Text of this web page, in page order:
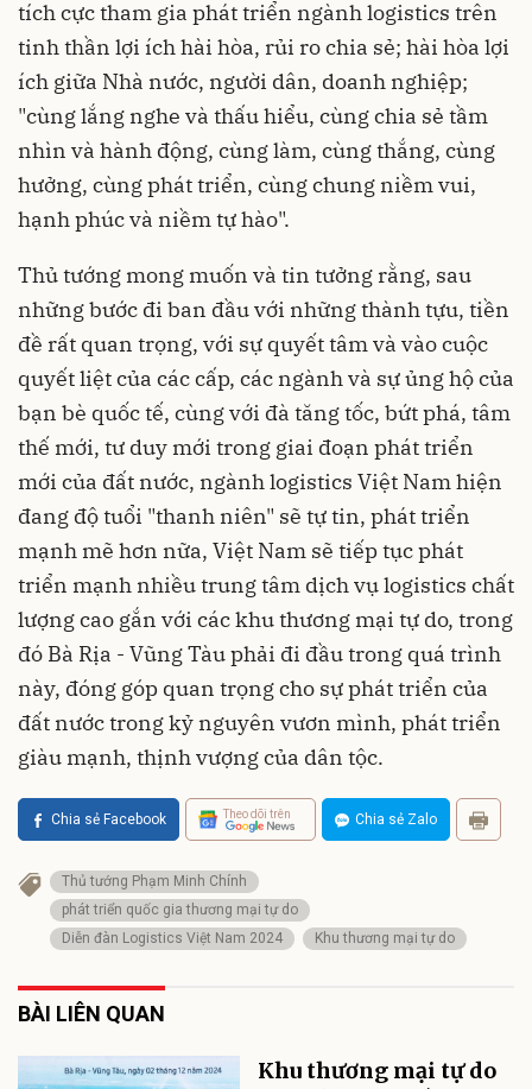
tích cực tham gia phát triển ngành logistics trên
tinh thần lợi ích hài hòa, rủi ro chia sẻ; hài hòa lợi
ích giữa Nhà nước, người dân, doanh nghiệp;
"cùng lắng nghe và thấu hiểu, cùng chia sẻ tầm
nhìn và hành động, cùng làm, cùng thắng, cùng
hưởng, cùng phát triển, cùng chung niềm vui,
hạnh phúc và niềm tự hào".
Thủ tướng mong muốn và tin tưởng rằng, sau
những bước đi ban đầu với những thành tựu, tiền
đề rất quan trọng, với sự quyết tâm và vào cuộc
quyết liệt của các cấp, các ngành và sự ủng hộ của
bạn bè quốc tế, cùng với đà tăng tốc, bứt phá, tâm
thế mới, tư duy mới trong giai đoạn phát triển
mới của đất nước, ngành logistics Việt Nam hiện
đang độ tuổi "thanh niên" sẽ tự tin, phát triển
mạnh mẽ hơn nữa, Việt Nam sẽ tiếp tục phát
triển mạnh nhiều trung tâm dịch vụ logistics chất
lượng cao gắn với các khu thương mại tự do, trong
đó Bà Rịa - Vũng Tàu phải đi đầu trong quá trình
này, đóng góp quan trọng cho sự phát triển của
đất nước trong kỷ nguyên vươn mình, phát triển
giàu mạnh, thịnh vượng của dân tộc.
Chia sẻ Facebook Theo dõi trên Chia sẻ Zalo
Thủ tướng Phạm Minh Chính
phát triển quốc gia thương mại tự do
Diễn đàn Logistics Việt Nam 2024
Khu thương mại tự do
BÀI LIÊN QUAN
Khu thương mại tự do